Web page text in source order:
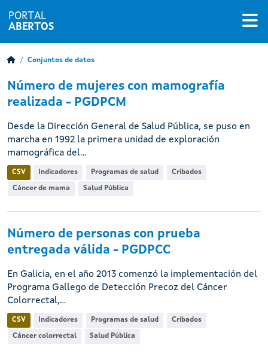
PORTAL
ABERTOS
Conjuntos de datos
Número de mujeres con mamografía
realizada - PGDPCM
Desde la Dirección General de Salud Pública, se puso en
marcha en 1992 la primera unidad de exploración
mamográfica del...
CSV Indicadores Programas de salud Cribados
Cáncer de mama Salud Pública
Número de personas con prueba
entregada válida - PGDPCC
En Galicia, en el año 2013 comenzó la implementación del
Programa Gallego de Detección Precoz del Cáncer
Colorrectal,...
CSV Indicadores Programas de salud Cribados
Cáncer colorrectal Salud Pública